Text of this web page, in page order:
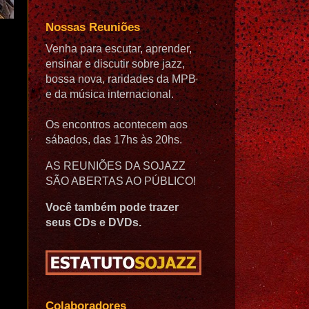
Nossas Reuniões
Venha para escutar, aprender,
ensinar e discutir sobre jazz,
bossa nova, raridades da MPB
e da música internacional.
Os encontros acontecem aos
sábados, das 17hs às 20hs.
AS REUNIÕES DA SOJAZZ
SÃO ABERTAS AO PÚBLICO!
Você também pode trazer
seus CDs e DVDs.
Colaboradores